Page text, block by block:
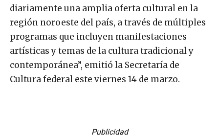
diariamente una amplia oferta cultural en la
región noroeste del país, a través de múltiples
programas que incluyen manifestaciones
artísticas y temas de la cultura tradicional y
contemporánea”, emitió la Secretaría de
Cultura federal este viernes 14 de marzo.
Publicidad